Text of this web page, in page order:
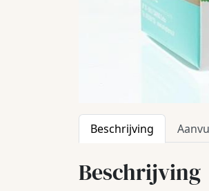
Beschrijving
Beschrijving